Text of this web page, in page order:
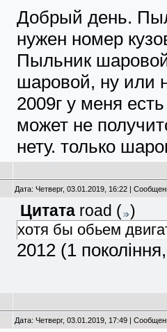
Добрый день.
нужен номер
Пыльник
шаровой, ну или
2009г у меня
может не
нету. только
Дата: Четверг, 03.01.2019, 16:22 |
Цитата road ( )
хотя бы обьем
2012 (1
Дата: Четверг, 03.01.2019, 17:49 |